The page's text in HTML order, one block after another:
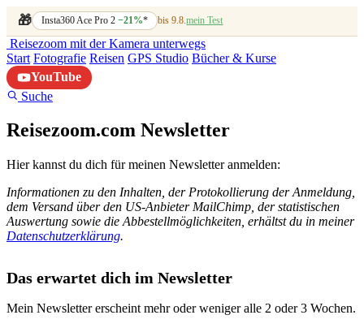
🎁 Insta360 Ace Pro 2−21%* bis 9.8.mein Test
Reisezoom mit der Kamera unterwegs
Start Fotografie Reisen GPS Studio Bücher & Kurse
YouTube
Suche
Reisezoom.com Newsletter
Hier kannst du dich für meinen Newsletter anmelden:
Informationen zu den Inhalten, der Protokollierung der Anmeldung,
dem Versand über den US-Anbieter MailChimp, der statistischen
Auswertung sowie die Abbestellmöglichkeiten, erhältst du in meiner
Datenschutzerklärung.
Das erwartet dich im Newsletter
Mein Newsletter erscheint mehr oder weniger alle 2 oder 3 Wochen.